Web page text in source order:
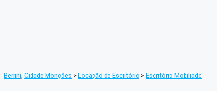
Berrini, Cidade Monções >Locação de Escritório >Escritório Mobiliado